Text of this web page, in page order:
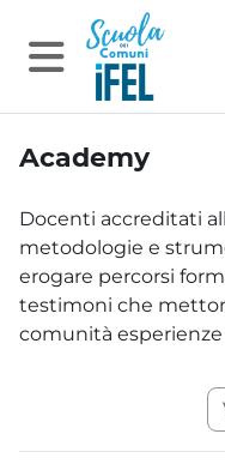
Vai al contenuto principale
Pannello laterale
Academy
Docenti accreditati
metodologie e
erogare percorsi
testimoni che
comunità